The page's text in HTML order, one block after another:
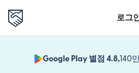
로그
Google Play 별점 4.8,140